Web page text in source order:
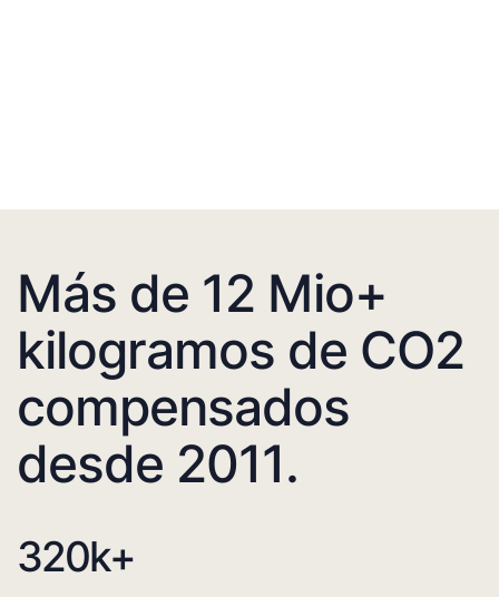
Más de 12 Mio+
kilogramos de CO2
compensados
desde 2011.
320k+